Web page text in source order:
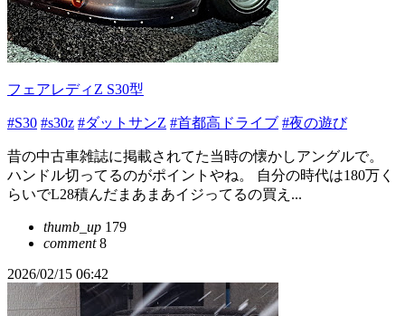
フェアレディZ S30型
#S30 #s30z #ダットサンZ #首都高ドライブ #夜の遊び
昔の中古車雑誌に掲載されてた当時の懐かしアングルで。
ハンドル切ってるのがポイントやね。 自分の時代は180万く
らいでL28積んだまあまあイジってるの買え...
thumb_up 179
comment8
2026/02/15 06:42